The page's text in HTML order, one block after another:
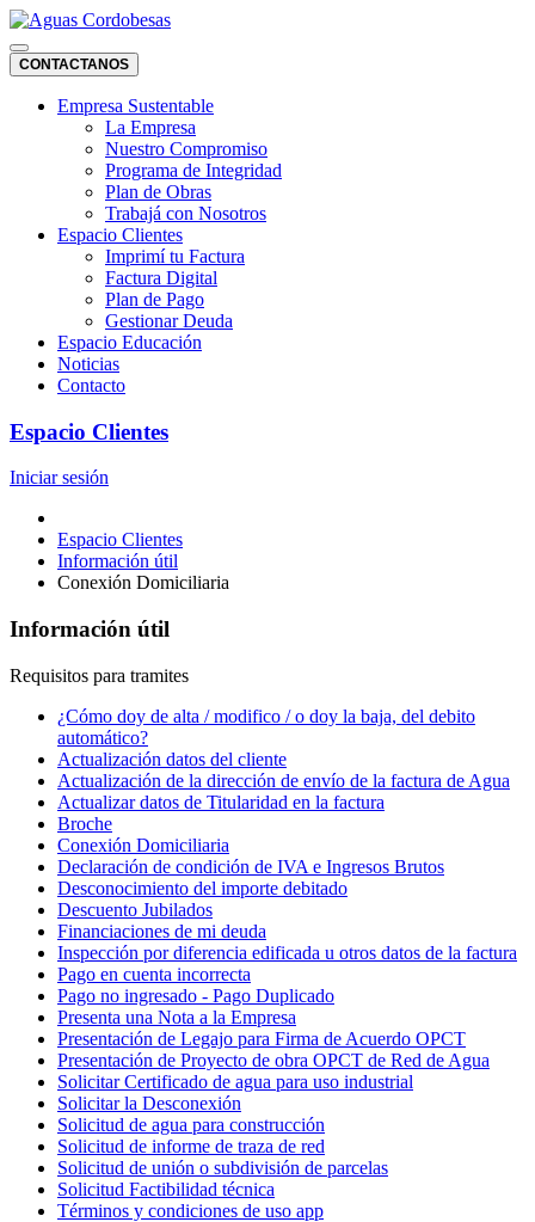
CONTACTANOS
Empresa Sustentable
La Empresa
Nuestro Compromiso
Programa de Integridad
Plan de Obras
Trabajá con Nosotros
Espacio Clientes
Imprimí tu Factura
Factura Digital
Plan de Pago
Gestionar Deuda
Espacio Educación
Noticias
Contacto
Espacio Clientes
Iniciar sesión
Espacio Clientes
Información útil
Conexión Domiciliaria
Información útil
Requisitos para tramites
¿Cómo doy de alta / modifico / o doy la baja, del debito
automático?
Actualización datos del cliente
Actualización de la dirección de envío de la factura de Agua
Actualizar datos de Titularidad en la factura
Broche
Conexión Domiciliaria
Declaración de condición de IVA e Ingresos Brutos
Desconocimiento del importe debitado
Descuento Jubilados
Financiaciones de mi deuda
Inspección por diferencia edificada u otros datos de la factura
Pago en cuenta incorrecta
Pago no ingresado - Pago Duplicado
Presenta una Nota a la Empresa
Presentación de Legajo para Firma de Acuerdo OPCT
Presentación de Proyecto de obra OPCT de Red de Agua
Solicitar Certificado de agua para uso industrial
Solicitar la Desconexión
Solicitud de agua para construcción
Solicitud de informe de traza de red
Solicitud de unión o subdivisión de parcelas
Solicitud Factibilidad técnica
Términos y condiciones de uso app